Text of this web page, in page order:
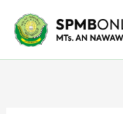
content